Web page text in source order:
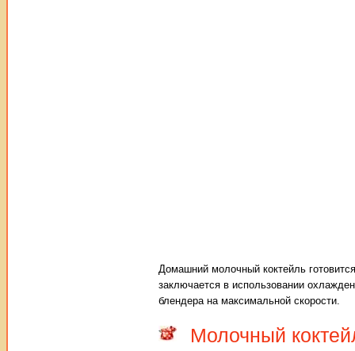
Домашний молочный коктейль
заключается в использовании
блендера на максимальной скорости.
Молочный